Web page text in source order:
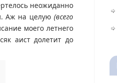
неожиданно
Аж на целую(всего
моего летнего
аист долетит до